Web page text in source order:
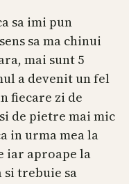
sa imi pun
sa ma chinui
mai sunt 5
a devenit un fel
fiecare zi de
de pietre mai mic
in urma mea la
iar aproape la
trebuie sa